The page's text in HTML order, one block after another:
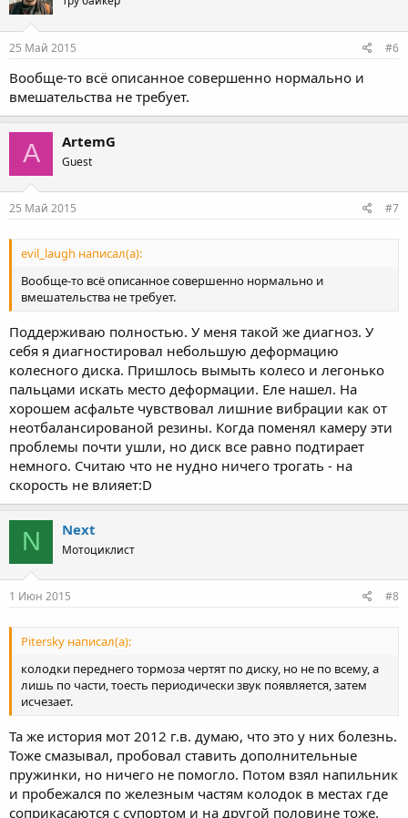
25 Май 2015 #6
Вообще-то всё описанное совершенно нормально и
вмешательства не требует.
A ArtemG
Guest
25 Май 2015 #7
evil_laugh написал(а):
Вообще-то всё описанное совершенно нормально и
вмешательства не требует.
Поддерживаю полностью. У меня такой же диагноз. У
себя я диагностировал небольшую деформацию
колесного диска. Пришлось вымыть колесо и легонько
пальцами искать место деформации. Еле нашел. На
хорошем асфальте чувствовал лишние вибрации как от
неотбалансированой резины. Когда поменял камеру эти
проблемы почти ушли, но диск все равно подтирает
немного. Считаю что не нудно ничего трогать - на
скорость не влияет:D
N Next
Мотоциклист
1 Июн 2015 #8
Pitersky написал(а):
колодки переднего тормоза чертят по диску, но не по всему, а
лишь по части, тоесть периодически звук появляется, затем
исчезает.
Та же история мот 2012 г.в. думаю, что это у них болезнь.
Тоже смазывал, пробовал ставить дополнительные
пружинки, но ничего не помогло. Потом взял напильник
и пробежался по железным частям колодок в местах где
соприкасаются с супортом и на другой половине тоже.